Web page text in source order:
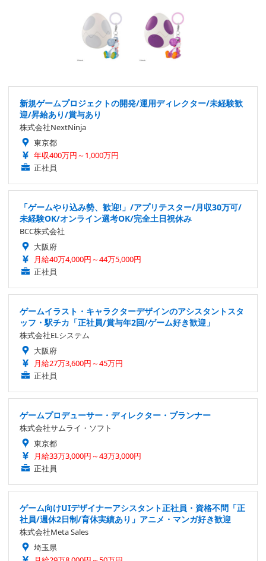
新規ゲームプロジェクトの開発/運用ディレクター/未経験歓
迎/昇給あり/賞与あり
株式会社NextNinja
東京都
年収400万円～1,000万円
正社員
「ゲームやり込み勢、歓迎!」/アプリテスター/月収30万可/
未経験OK/オンライン選考OK/完全土日祝休み
BCC株式会社
大阪府
月給40万4,000円～44万5,000円
正社員
ゲームイラスト・キャラクターデザインのアシスタントスタ
ッフ・駅チカ「正社員/賞与年2回/ゲーム好き歓迎」
株式会社ELシステム
大阪府
月給27万3,600円～45万円
正社員
ゲームプロデューサー・ディレクター・プランナー
株式会社サムライ・ソフト
東京都
月給33万3,000円～43万3,000円
正社員
ゲーム向けUIデザイナーアシスタント正社員・資格不問「正
社員/週休2日制/育休実績あり」アニメ・マンガ好き歓迎
株式会社Meta Sales
埼玉県